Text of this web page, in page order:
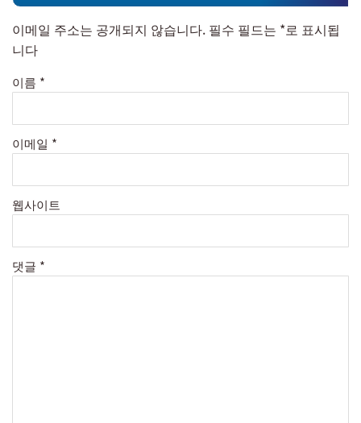
이메일 주소는 공개되지 않습니다. 필수 필드는 *로 표시됩
니다
이름 *
이메일 *
웹사이트
댓글 *